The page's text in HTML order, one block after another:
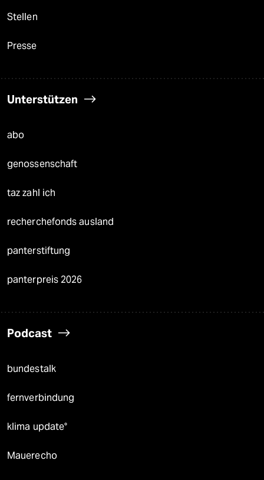
Stellen
Presse
Unterstützen
abo
genossenschaft
taz zahl ich
recherchefonds ausland
panterstiftung
panterpreis 2026
Podcast
bundestalk
fernverbindung
klima update°
Mauerecho